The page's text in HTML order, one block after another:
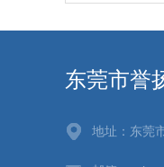
东莞市誉
地址：东莞